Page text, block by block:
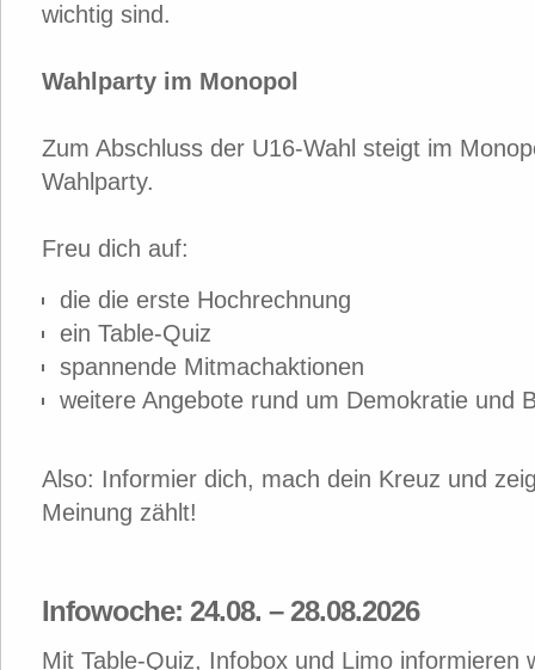
wichtig sind.
Wahlparty im Monopol
Zum Abschluss der U16-Wahl steigt im
Wahlparty.
Freu dich auf:
die die erste Hochrechnung
ein Table-Quiz
spannende Mitmachaktionen
weitere Angebote rund um Demokratie und
Also: Informier dich, mach dein Kreuz und
Meinung zählt!
Infowoche: 24.08. – 28.08.2026
Mit Table-Quiz, Infobox und Limo informieren